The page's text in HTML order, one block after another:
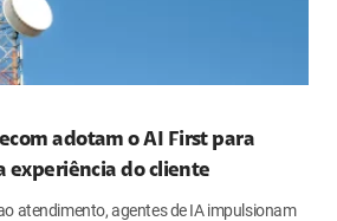
adotam o AI First para
experiência do cliente
atendimento, agentes de IA impulsionam